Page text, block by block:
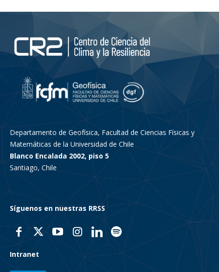
Departamento de Geofísica, Facultad de Ciencias Físicas y
Matemáticas de la Universidad de Chile
Blanco Encalada 2002, piso 5
Santiago, Chile
Síguenos en nuestras RRSS
Intranet